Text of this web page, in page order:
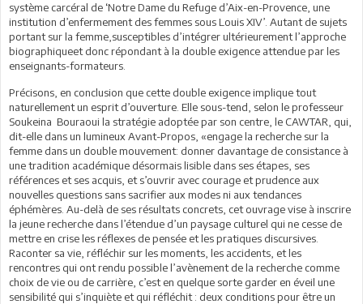
système carcéral de ‘Notre Dame du Refuge d’Aix-en-Provence, une
institution d’enfermement des femmes sous Louis XIV’. Autant de sujets
portant sur la femme,susceptibles d’intégrer ultérieurement l’approche
biographiqueet donc répondant à la double exigence attendue par les
enseignants-formateurs.
Précisons, en conclusion que cette double exigence implique tout
naturellement un esprit d’ouverture. Elle sous-tend, selon le professeur
Soukeina Bouraoui la stratégie adoptée par son centre, le CAWTAR, qui,
dit-elle dans un lumineux Avant-Propos, «engage la recherche sur la
femme dans un double mouvement: donner davantage de consistance à
une tradition académique désormais lisible dans ses étapes, ses
références et ses acquis, et s’ouvrir avec courage et prudence aux
nouvelles questions sans sacrifier aux modes ni aux tendances
éphémères. Au-delà de ses résultats concrets, cet ouvrage vise à inscrire
la jeune recherche dans l’étendue d’un paysage culturel qui ne cesse de
mettre en crise les réflexes de pensée et les pratiques discursives.
Raconter sa vie, réfléchir sur les moments, les accidents, et les
rencontres qui ont rendu possible l’avènement de la recherche comme
choix de vie ou de carrière, c’est en quelque sorte garder en éveil une
sensibilité qui s’inquiète et qui réfléchit : deux conditions pour être un